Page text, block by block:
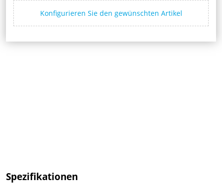
Konfigurieren Sie den gewünschten Artikel
Spezifikationen